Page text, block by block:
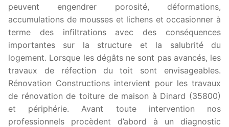
peuvent engendrer porosité, déformations,
accumulations de mousses et lichens et occasionner à
terme des infiltrations avec des conséquences
importantes sur la structure et la salubrité du
logement. Lorsque les dégâts ne sont pas avancés, les
travaux de réfection du toit sont envisageables.
Rénovation Constructions intervient pour les travaux
de rénovation de toiture de maison à Dinard (35800)
et périphérie. Avant toute intervention nos
professionnels procèdent d’abord à un diagnostic